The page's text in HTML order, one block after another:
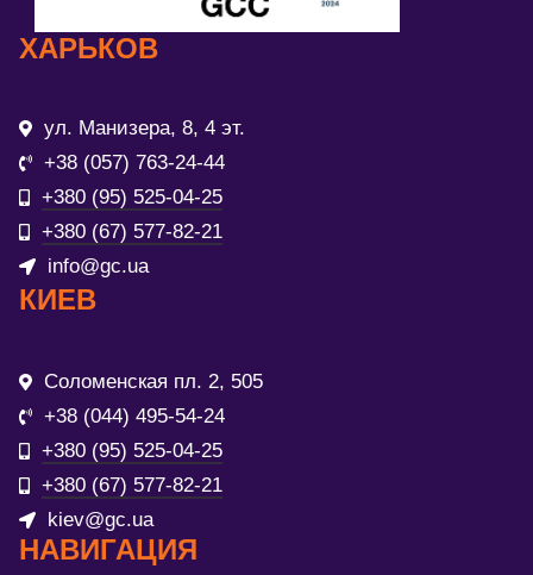
ХАРЬКОВ
ул. Манизера, 8, 4 эт.
+38 (057) 763-24-44
+380 (95) 525-04-25
+380 (67) 577-82-21
info@gc.ua
КИЕВ
Соломенская пл. 2, 505
+38 (044) 495-54-24
+380 (95) 525-04-25
+380 (67) 577-82-21
kiev@gc.ua
НАВИГАЦИЯ